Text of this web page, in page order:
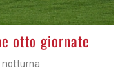
otto giornate
notturna